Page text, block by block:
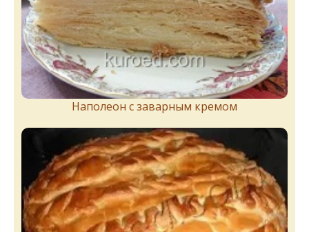
Наполеон с заварным кремом